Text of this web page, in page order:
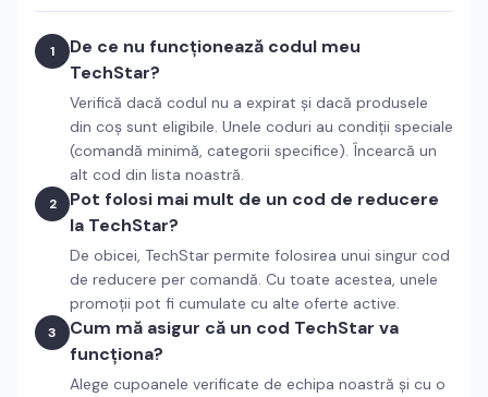
1
De ce nu funcționează codul meu
TechStar?
Verifică dacă codul nu a expirat și dacă produsele
din coș sunt eligibile. Unele coduri au condiții speciale
(comandă minimă, categorii specifice). Încearcă un
alt cod din lista noastră.
2
Pot folosi mai mult de un cod de reducere
la TechStar?
De obicei, TechStar permite folosirea unui singur cod
de reducere per comandă. Cu toate acestea, unele
promoții pot fi cumulate cu alte oferte active.
3
Cum mă asigur că un cod TechStar va
funcționa?
Alege cupoanele verificate de echipa noastră și cu o